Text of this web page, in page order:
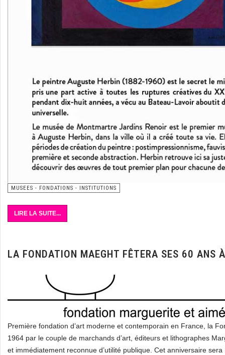
MUSEES - FONDATIONS - INSTITUTIONS
LIRE LA SUITE...
LA FONDATION MAEGHT FÊTERA SES 60 ANS
Première fondation d’art moderne et contemporain en France, la
1964 par le couple de marchands d’art, éditeurs et lithographes
et immédiatement reconnue d’utilité publique. Cet anniversaire